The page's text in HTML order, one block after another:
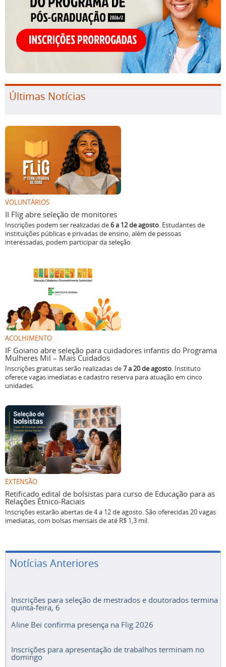
Últimas Notícias
VOLUNTÁRIOS
II Flig abre seleção de monitores
Inscrições podem ser realizadas de6 a 12 de agosto. Estudantes de
instituições públicas e privadas de ensino, além de pessoas
interessadas, podem participar da seleção.
ACOLHIMENTO
IF Goiano abre seleção para cuidadores infantis do Programa
Mulheres Mil – Mais Cuidados
Inscrições gratuitas serão realizadas de7 a 20 de agosto. Instituto
oferece vagas imediatas e cadastro reserva para atuação em cinco
unidades.
EXTENSÃO
Retificado edital de bolsistas para curso de Educação para as
Relações Étnico-Raciais
Inscrições estarão abertas de 4 a 12 de agosto. São oferecidas 20 vagas
imediatas, com bolsas mensais de até R$ 1,3 mil.
Notícias Anteriores
Inscrições para seleção de mestrados e doutorados termina
quinta-feira, 6
Aline Bei confirma presença na Flig 2026
Inscrições para apresentação de trabalhos terminam no
domingo